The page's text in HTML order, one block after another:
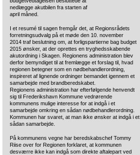
nedlægge akutbilen fra starten af
april måned.
I et resumé til sagen fremgår det, at Regionsrådets
forretningsudvalg på et møde den 10. november
2014 traf beslutning om, at forligspartierne bag budget
2015 ønsker, at der oprettes en tryghedsskabende
akutordning i Skagen. Regionens administration blev
derfor bemyndiget til at fremlægge et forslag til, hvad
regionen betegner som en nødbehandlerordning,
inspireret af lignende ordninger bemandet igennem et
samarbejde med brandberedskabet.
Regionens administration har efterfølgende henvendt
sig til Frederikshavn Kommune vedrørende
kommunens mulige interesse for at indgå i et
samarbejde omkring en sådan nødbehandlerordning.
Kommunen har svaret, at man ikke ønsker at indgå i et
sådan samarbejde.
På kommunens vegne har beredskabschef Tommy
Riise over for Regionen forklaret, at kommunen
desværre ikke kan indgå som direkte aftalepart ved